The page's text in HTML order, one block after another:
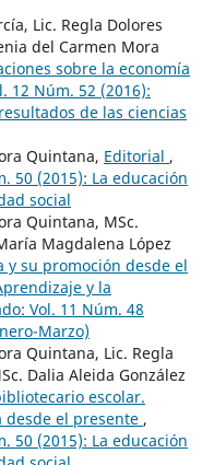
Lic. Regla Dolores
del Carmen Mora
sobre la economía
12 Núm. 52 (2016):
de las ciencias
Quintana, Editorial ,
50 (2015): La educación
social
Quintana, MSc.
Magdalena López
y su promoción desde el
y la
Vol. 11 Núm. 48
Marzo)
Quintana, Lic. Regla
Dalia Aleida González
escolar.
desde el presente ,
50 (2015): La educación